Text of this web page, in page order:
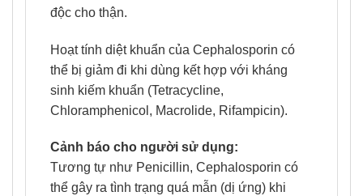
độc cho thận.
Hoạt tính diệt khuẩn của Cephalosporin có
thể bị giảm đi khi dùng kết hợp với kháng
sinh kiếm khuẩn (Tetracycline,
Chloramphenicol, Macrolide, Rifampicin).
Cảnh báo cho người sử dụng:
Tương tự như Penicillin, Cephalosporin có
thể gây ra tình trạng quá mẫn (dị ứng) khi